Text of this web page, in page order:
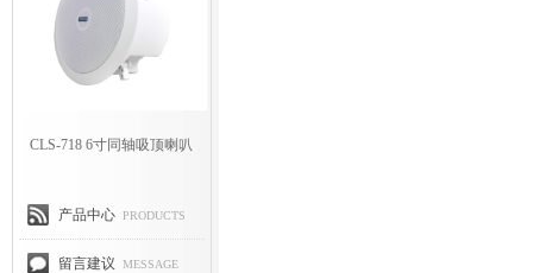
CLS-718 6寸同轴吸顶喇叭
产品中心 PRODUCTS
留言建议 MESSAGE